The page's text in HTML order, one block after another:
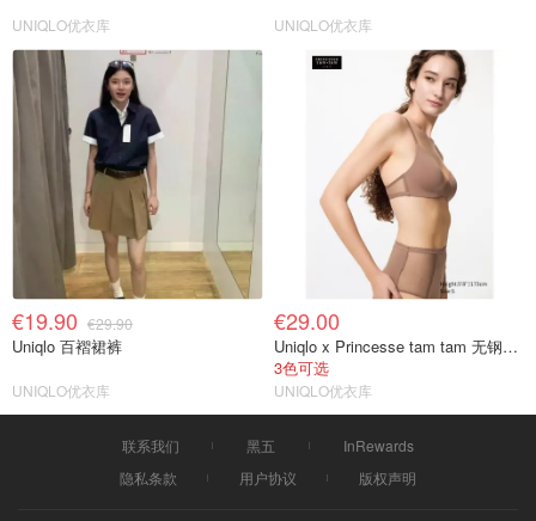
UNIQLO优衣库 UNIQLO优衣库
€19.90 €29.90
Uniqlo 百褶裙裤
UNIQLO优衣库
€29.00
Uniqlo x Princesse tam tam 无钢圈内衣
3色可选
UNIQLO优衣库
联系我们 黑五
InRewards
隐私条款
用户协议 版权声明